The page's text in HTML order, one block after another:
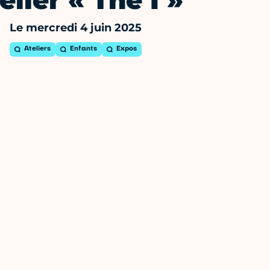
Le mercredi 4 juin 2025
Ateliers Enfants Expos